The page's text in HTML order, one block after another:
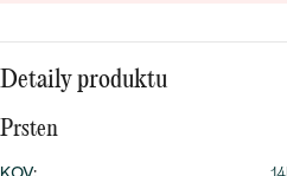
SYMBOLICKÉ
MINIMALISTICKÉ
Detaily produktu
Prsten